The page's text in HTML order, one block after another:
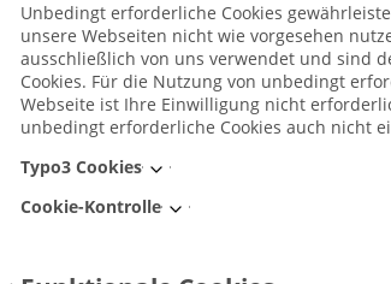
Unbedingt erforderliche Cookies
unsere Webseiten nicht wie vorgesehen
ausschließlich von uns verwendet und sind
Cookies. Für die Nutzung von unbedingt
Webseite ist Ihre Einwilligung nicht
unbedingt erforderliche Cookies auch nicht
Typo3 Cookies
Cookie-Kontrolle